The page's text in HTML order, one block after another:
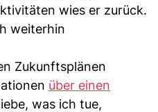
wies er zurück.
weiterhin
Zukunftsplänen
über einen
was ich tue,